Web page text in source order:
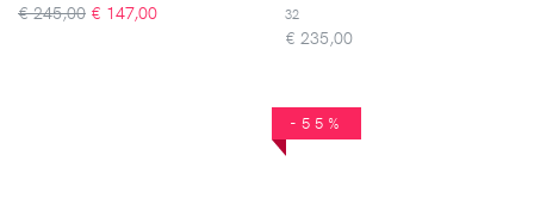
€ 245,00 € 147,00 32
€ 235,00
-55%